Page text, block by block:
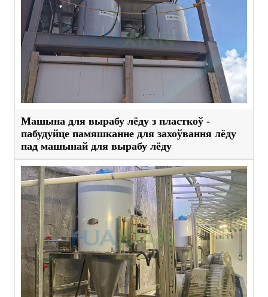
Машына для вырабу лёду з пласткоў -
пабудуйце памяшканне для захоўвання лёду
пад машынай для вырабу лёду